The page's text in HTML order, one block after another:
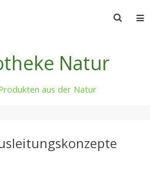
Natur
aus der Natur